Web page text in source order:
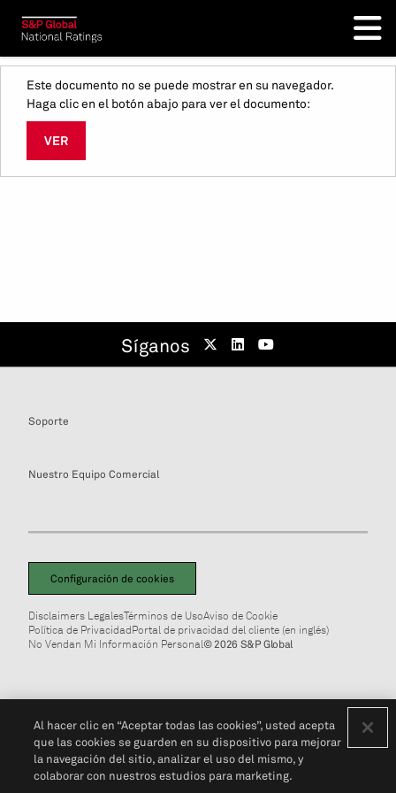
Este documento no se puede mostrar en su navegador.
Haga clic en el botón abajo para ver el documento:
VER
Síganos
Soporte
Nuestro Equipo Comercial
Configuración de cookies
Disclaimers LegalesTérminos de UsoAviso de Cookie
Política de PrivacidadPortal de privacidad del cliente (en inglés)
No Vendan Mi Información Personal© 2026 S&P Global
Al hacer clic en “Aceptar todas las cookies”, usted acepta
que las cookies se guarden en su dispositivo para mejorar
la navegación del sitio, analizar el uso del mismo, y
colaborar con nuestros estudios para marketing.